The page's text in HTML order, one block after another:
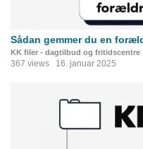
Sådan gemmer du en
KK filer - dagtilbud og fritidscentre
367 views 16. januar 2025